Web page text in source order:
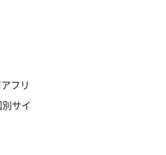
フリ
サイ